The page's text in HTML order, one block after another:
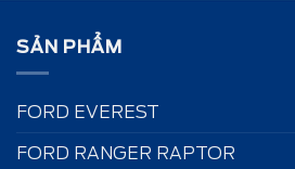
SẢN PHẨM
FORD EVEREST
FORD RANGER RAPTOR